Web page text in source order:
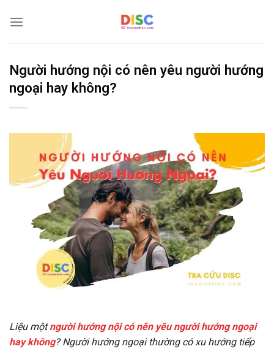
qua
Người hướng nội có nên yêu người hướng
ngoại hay không?
Liệu mộtngười hướng nội có nên yêu người hướng ngoại
hay không? Người hướng ngoại thường có xu hướng tiếp